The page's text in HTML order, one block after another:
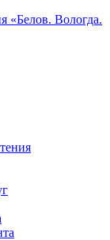
«Белов. Вологда.